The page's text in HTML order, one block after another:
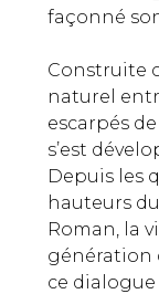
façonné
Construite
naturel
escarpés
s’est
Depuis les
hauteurs
Roman, la
génération
ce